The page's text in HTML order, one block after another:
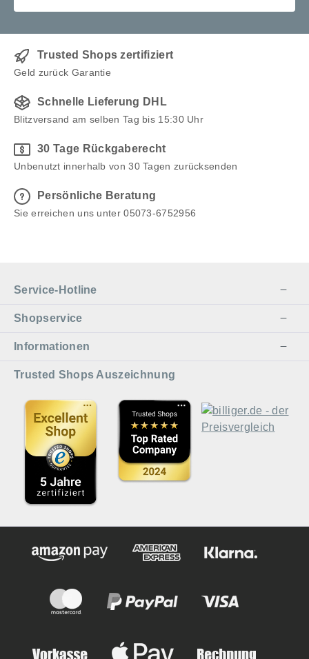
Trusted Shops zertifiziert
Geld zurück Garantie
Schnelle Lieferung DHL
Blitzversand am selben Tag bis 15:30 Uhr
30 Tage Rückgaberecht
Unbenutzt innerhalb von 30 Tagen zurücksenden
Persönliche Beratung
Sie erreichen uns unter 05073-6752956
Service-Hotline
Shopservice
Informationen
Trusted Shops Auszeichnung